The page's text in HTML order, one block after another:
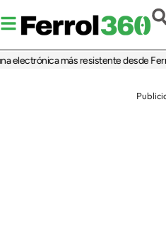
electrónica más resistente desde Ferrol